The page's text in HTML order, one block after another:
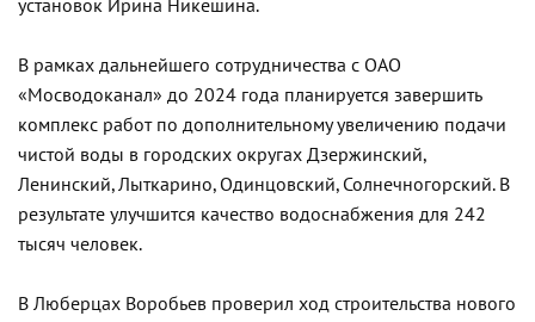
установок Ирина Никешина.
В рамках дальнейшего сотрудничества с ОАО
«Мосводоканал» до 2024 года планируется завершить
комплекс работ по дополнительному увеличению подачи
чистой воды в городских округах Дзержинский,
Ленинский, Лыткарино, Одинцовский, Солнечногорский. В
результате улучшится качество водоснабжения для 242
тысяч человек.
В Люберцах Воробьев проверил ход строительства нового